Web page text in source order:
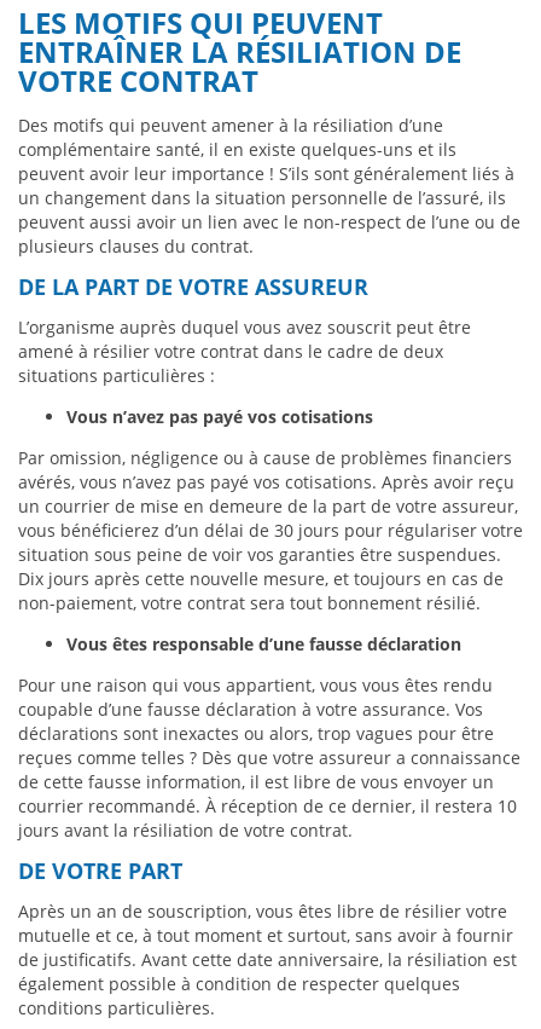
LES MOTIFS QUI PEUVENT
ENTRAÎNER LA RÉSILIATION DE
VOTRE CONTRAT
Des motifs qui peuvent amener à la résiliation d’une
complémentaire santé, il en existe quelques-uns et ils
peuvent avoir leur importance ! S’ils sont généralement liés à
un changement dans la situation personnelle de l’assuré, ils
peuvent aussi avoir un lien avec le non-respect de l’une ou de
plusieurs clauses du contrat.
DE LA PART DE VOTRE ASSUREUR
L’organisme auprès duquel vous avez souscrit peut être
amené à résilier votre contrat dans le cadre de deux
situations particulières :
Vous n’avez pas payé vos cotisations
Par omission, négligence ou à cause de problèmes financiers
avérés, vous n’avez pas payé vos cotisations. Après avoir reçu
un courrier de mise en demeure de la part de votre assureur,
vous bénéficierez d’un délai de 30 jours pour régulariser votre
situation sous peine de voir vos garanties être suspendues.
Dix jours après cette nouvelle mesure, et toujours en cas de
non-paiement, votre contrat sera tout bonnement résilié.
Vous êtes responsable d’une fausse déclaration
Pour une raison qui vous appartient, vous vous êtes rendu
coupable d’une fausse déclaration à votre assurance. Vos
déclarations sont inexactes ou alors, trop vagues pour être
reçues comme telles ? Dès que votre assureur a connaissance
de cette fausse information, il est libre de vous envoyer un
courrier recommandé. À réception de ce dernier, il restera 10
jours avant la résiliation de votre contrat.
DE VOTRE PART
Après un an de souscription, vous êtes libre de résilier votre
mutuelle et ce, à tout moment et surtout, sans avoir à fournir
de justificatifs. Avant cette date anniversaire, la résiliation est
également possible à condition de respecter quelques
conditions particulières.